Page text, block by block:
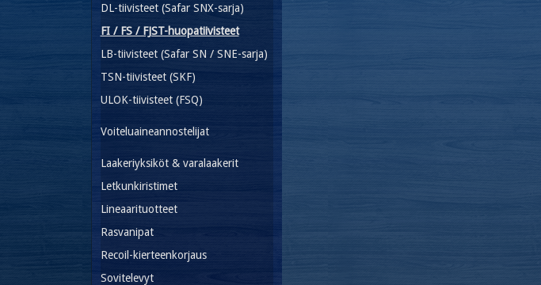
DL-tiivisteet (Safar SNX-sarja)
FI / FS / FJST-huopatiivisteet
LB-tiivisteet (Safar SN / SNE-sarja)
TSN-tiivisteet (SKF)
ULOK-tiivisteet (FSQ)
Voiteluaineannostelijat
Laakeriyksiköt & varalaakerit
Letkunkiristimet
Lineaarituotteet
Rasvanipat
Recoil-kierteenkorjaus
Sovitelevyt